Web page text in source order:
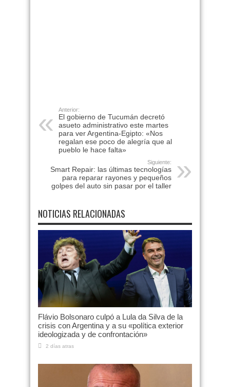
Anterior:
El gobierno de Tucumán decretó
asueto administrativo este martes
para ver Argentina-Egipto: «Nos
regalan ese poco de alegría que al
pueblo le hace falta»
Siguiente:
Smart Repair: las últimas tecnologías
para reparar rayones y pequeños
golpes del auto sin pasar por el taller
NOTICIAS RELACIONADAS
Flávio Bolsonaro culpó a Lula da Silva de la
crisis con Argentina y a su «política exterior
ideologizada y de confrontación»
2 días atras